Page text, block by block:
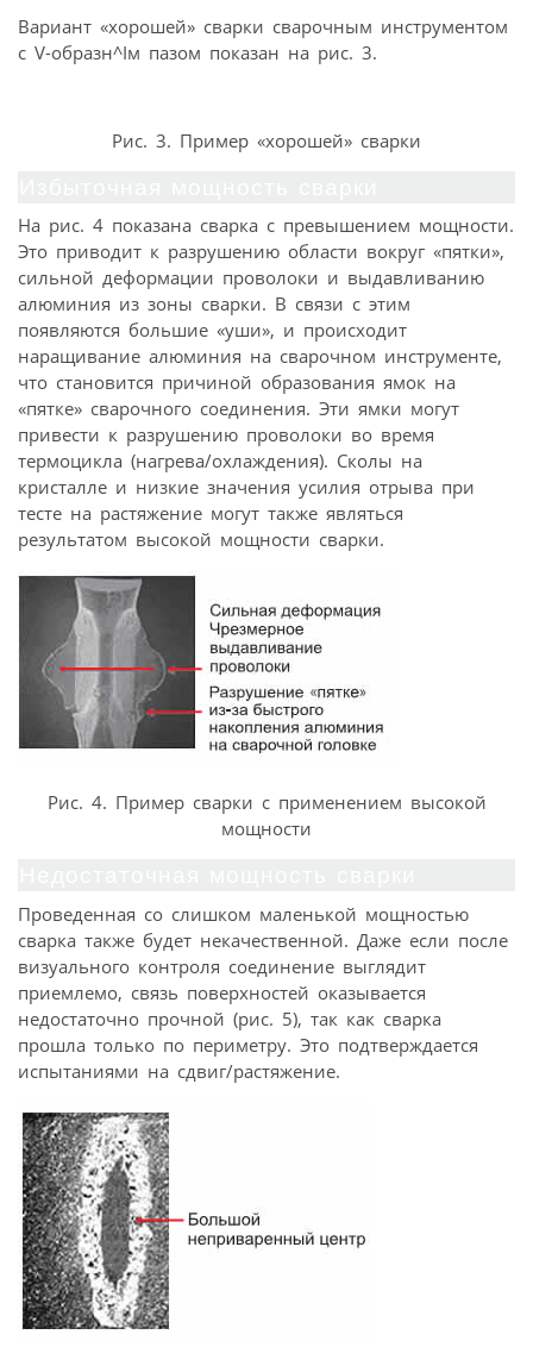
Вариант «хорошей» сварки сварочным инструментом
с V-образн^Iм пазом показан на рис. 3.
Рис. 3. Пример «хорошей» сварки
На рис. 4 показана сварка с превышением мощности.
Это приводит к разрушению области вокруг «пятки»,
сильной деформации проволоки и выдавливанию
алюминия из зоны сварки. В связи с этим
появляются большие «уши», и происходит
наращивание алюминия на сварочном инструменте,
что становится причиной образования ямок на
«пятке» сварочного соединения. Эти ямки могут
привести к разрушению проволоки во время
термоцикла (нагрева/охлаждения). Сколы на
кристалле и низкие значения усилия отрыва при
тесте на растяжение могут также являться
результатом высокой мощности сварки.
Рис. 4. Пример сварки с применением высокой
мощности
Проведенная со слишком маленькой мощностью
сварка также будет некачественной. Даже если после
визуального контроля соединение выглядит
приемлемо, связь поверхностей оказывается
недостаточно прочной (рис. 5), так как сварка
прошла только по периметру. Это подтверждается
испытаниями на сдвиг/растяжение.